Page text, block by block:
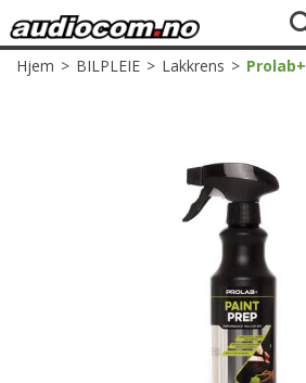
Hjem>BILPLEIE>Lakkrens>Prolab+